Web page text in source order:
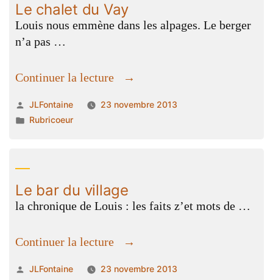
Le chalet du Vay
Louis nous emmène dans les alpages. Le berger
n’a pas …
Continuer la lecture
« Le
du
Publié
par
JLFontaine
23 novembre 2013
Publié
Rubricoeur
Le bar du village
la chronique de Louis : les faits z’et mots de …
Continuer la lecture
« Le
du
Publié
JLFontaine
23 novembre 2013